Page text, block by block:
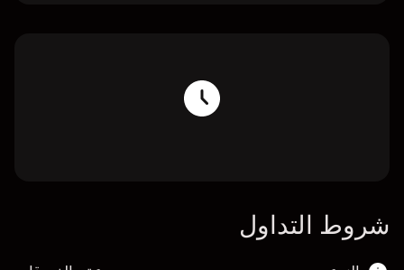
شروط التداول